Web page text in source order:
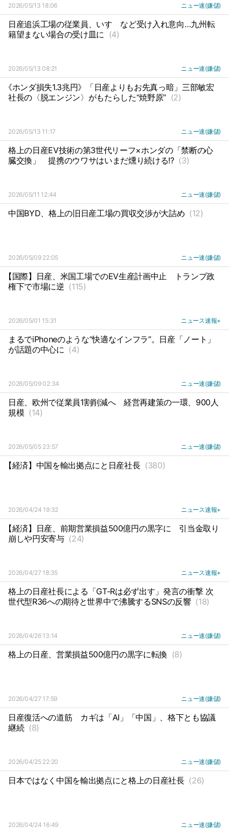
2026/05/13 18:06 ニュー速(嫌儲)
日産追浜工場の従業員、いすゞなど受け入れ意向…九州転
籍望まない場合の受け皿に (4)
2026/05/13 08:21 ニュー速(嫌儲)
《ホンダ損失1.3兆円》「日産よりもお先真っ暗」三部敏宏
社長の〈脱エンジン〉がもたらした“焼野原” (2)
2026/05/13 11:17 ニュー速(嫌儲)
格上の日産EV技術の第3世代リーフ×ホンダの「禁断の心
臓交換」
提携のウワサはいまだ燻り続ける!? (3)
2026/05/11 12:44 ニュー速(嫌儲)
中国BYD、格上の旧日産工場の買収交渉が大詰め (12)
2026/05/09 22:05 ニュー速(嫌儲)
【国際】日産、米国工場でのEV生産計画中止
トランプ政
権下で市場に逆 (115)
2026/05/01 15:31 ニュース速報+
まるでiPhoneのような“快適なインフラ”。日産「ノート」
が話題の中心に (4)
2026/05/09 02:34 ニュー速(嫌儲)
日産、欧州で従業員1割削減へ
経営再建策の一環、900人
規模 (14)
2026/05/05 23:57 ニュー速(嫌儲)
【経済】中国を輸出拠点にと日産社長 (380)
2026/04/24 19:32 ニュース速報+
【経済】日産、前期営業損益500億円の黒字に
引当金取り
崩しや円安寄与 (24)
2026/04/27 18:35 ニュース速報+
格上の日産社長による「GT-Rは必ず出す」発言の衝撃 次
世代型R36への期待と世界中で沸騰するSNSの反響 (18)
2026/04/26 13:14 ニュー速(嫌儲)
格上の日産、営業損益500億円の黒字に転換 (8)
2026/04/27 17:59 ニュー速(嫌儲)
日産復活への道筋
カギは「AI」「中国」、格下とも協議
継続 (8)
2026/04/25 22:20 ニュー速(嫌儲)
日本ではなく中国を輸出拠点にと格上の日産社長 (26)
2026/04/24 16:49 ニュー速(嫌儲)